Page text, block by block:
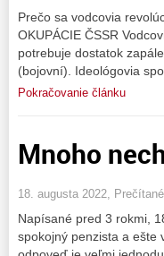
Prečo sa vodcovia
OKUPÁCIE ČSSR
potrebuje dostatok
(bojovní). Ideológovia
Pokračovanie článku
Mnoho
18. augusta 2022,
Napísané pred 3 rokmi,
spokojný penzista a ešte